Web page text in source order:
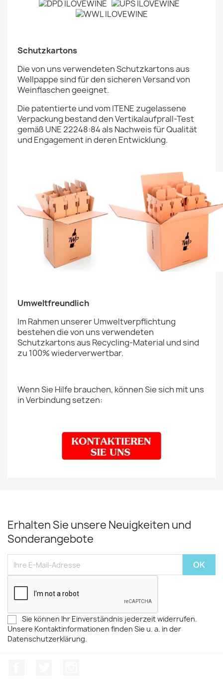
Schutzkartons
Die von uns verwendeten Schutzkartons aus
Wellpappe sind für den sicheren Versand von
Weinflaschen geeignet.
Die patentierte und vom ITENE zugelassene
Verpackung bestand den Vertikalaufprall-Test
gemäß UNE 22248:84 als Nachweis für Qualität
und Engagement in deren Entwicklung.
Umweltfreundlich
Im Rahmen unserer Umweltverpflichtung
bestehen die von uns verwendeten
Schutzkartons aus Recycling-Material und sind
zu 100% wiederverwertbar.
Wenn Sie Hilfe brauchen, können Sie sich mit uns
in Verbindung setzen:
Erhalten Sie unsere Neuigkeiten und
Sonderangebote
Sie können Ihr Einverständnis jederzeit widerrufen.
Unsere Kontaktinformationen finden Sie u. a. in der
Datenschutzerklärung.